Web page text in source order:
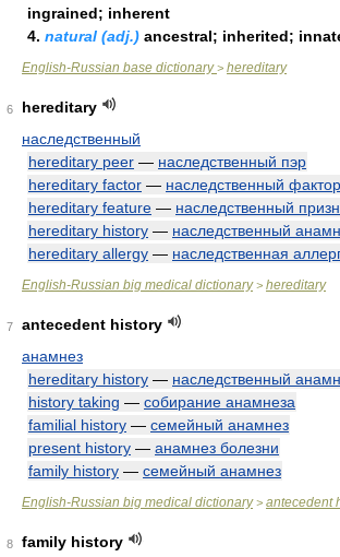
ingrained; inherent
4. natural (adj.) ancestral; inherited;
English-Russian base dictionary> hereditary
6
hereditary
наследственный
hereditary peer — наследственный пэр
hereditary factor — наследственный фактор
hereditary feature — наследственный
hereditary history — наследственный
hereditary allergy — наследственная
English-Russian big medical dictionary> hereditary
7
antecedent history
анамнез
hereditary history — наследственный
history taking — собирание анамнеза
familial history — семейный анамнез
present history — анамнез болезни
family history — семейный анамнез
English-Russian big medical dictionary> antecedent
8 family history